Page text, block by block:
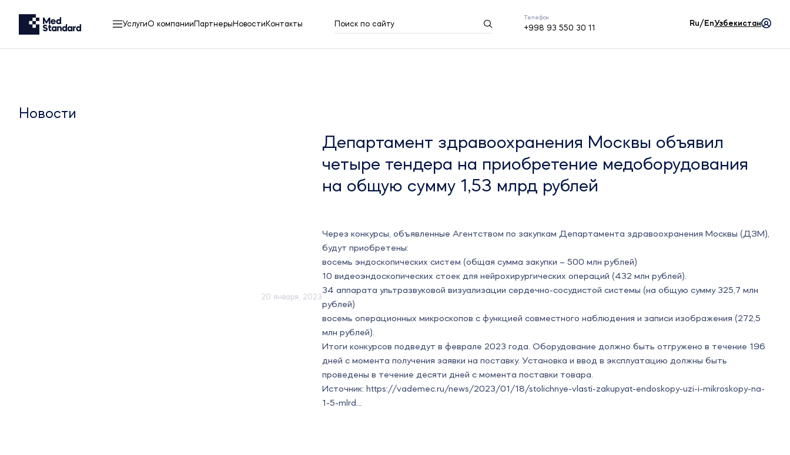
УслугиО компании Партнеры Новости Контакты Поиск по сайту
Телефон
+998 93 550 30 11
Ru/EnУзбекистан
Новости
20 января, 2023
Департамент здравоохранения Москвы объявил
четыре тендера на приобретение медоборудования
на общую сумму 1,53 млрд рублей
Через конкурсы, объявленные Агентством по закупкам Департамента здравоохранения Москвы (ДЗМ),
будут приобретены:
восемь эндоскопических систем (общая сумма закупки – 500 млн рублей)
10 видеоэндоскопических стоек для нейрохирургических операций (432 млн рублей).
34 аппарата ультразвуковой визуализации сердечно-сосудистой системы (на общую сумму 325,7 млн
рублей)
восемь операционных микроскопов с функцией совместного наблюдения и записи изображения (272,5
млн рублей).
Итоги конкурсов подведут в феврале 2023 года. Оборудование должно быть отгружено в течение 196
дней с момента получения заявки на поставку. Установка и ввод в эксплуатацию должны быть
проведены в течение десяти дней с момента поставки товара.
Источник: https://vademec.ru/news/2023/01/18/stolichnye-vlasti-zakupyat-endoskopy-uzi-i-mikroskopy-na-
1-5-mlrd…